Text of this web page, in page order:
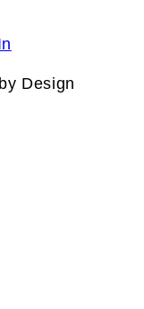
Design